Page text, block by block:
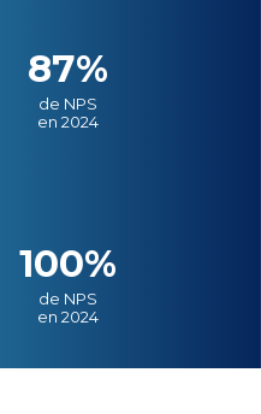
87%
de NPS
en 2024
100%
de NPS
en 2024